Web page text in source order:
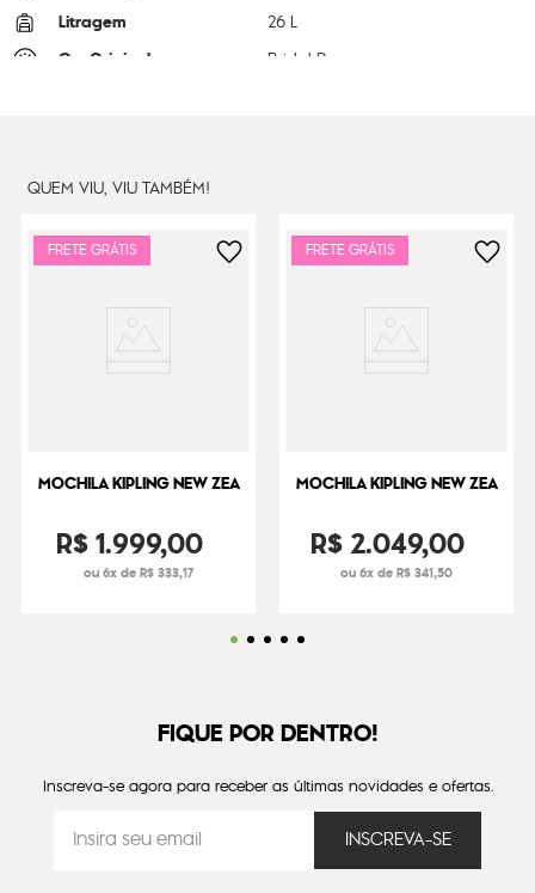
Litragem 26 L
Cor Original Bridal Rose
QUEM VIU, VIU TAMBÉM!
FRETE GRÁTIS
MOCHILA KIPLING NEW ZEA
R$1.999,00
ou 6x de R$ 333,17
FRETE GRÁTIS
MOCHILA KIPLING NEW ZEA
R$2.049,00
ou 6x de R$ 341,50
FIQUE POR DENTRO!
Inscreva-se agora para receber as últimas novidades e ofertas.